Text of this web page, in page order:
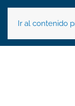
Ir al contenido